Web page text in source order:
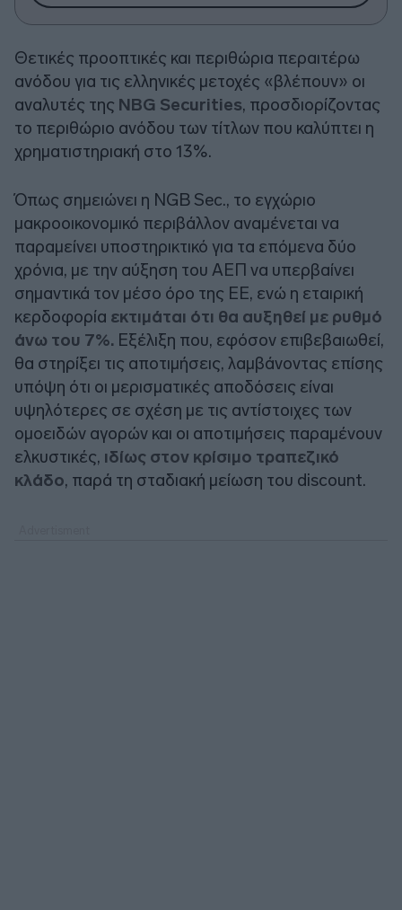
Θετικές προοπτικές και περιθώρια περαιτέρω
ανόδου για τις ελληνικές μετοχές «βλέπουν» οι
αναλυτές της NBG Securities, προσδιορίζοντας
το περιθώριο ανόδου των τίτλων που καλύπτει η
χρηματιστηριακή στο 13%.
Όπως σημειώνει η NGB Sec., το εγχώριο
μακροοικονομικό περιβάλλον αναμένεται να
παραμείνει υποστηρικτικό για τα επόμενα δύο
χρόνια, με την αύξηση του ΑΕΠ να υπερβαίνει
σημαντικά τον μέσο όρο της ΕΕ, ενώ η εταιρική
κερδοφορία εκτιμάται ότι θα αυξηθεί με ρυθμό
άνω του 7%. Εξέλιξη που, εφόσον επιβεβαιωθεί,
θα στηρίξει τις αποτιμήσεις, λαμβάνοντας επίσης
υπόψη ότι οι μερισματικές αποδόσεις είναι
υψηλότερες σε σχέση με τις αντίστοιχες των
ομοειδών αγορών και οι αποτιμήσεις παραμένουν
ελκυστικές, ιδίως στον κρίσιμο τραπεζικό
κλάδο, παρά τη σταδιακή μείωση του discount.